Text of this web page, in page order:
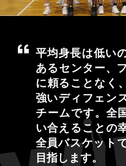
平均身長は低い
あるセンター、
に頼ることなく
強いディフェン
チームです。全
い合えることの
全員バスケット
目指します。